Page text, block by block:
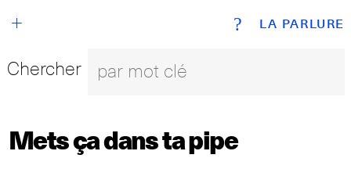
LA PARLURE
+ ?
Chercher
Mets ça dans ta pipe